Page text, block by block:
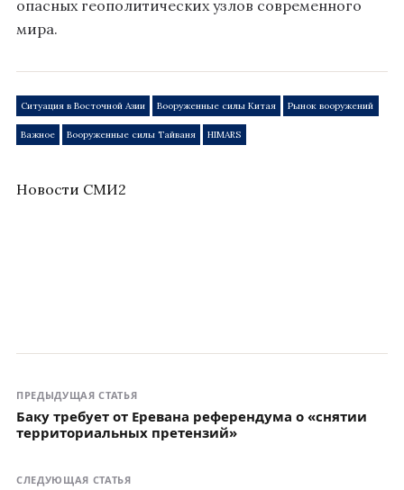
опасных геополитических узлов современного
мира.
Ситуация в Восточной Азии Вооруженные силы Китая Рынок вооружений
Важное Вооруженные силы Тайваня HIMARS
Новости СМИ2
ПРЕДЫДУЩАЯ СТАТЬЯ
Баку требует от Еревана референдума о «снятии
территориальных претензий»
СЛЕДУЮЩАЯ СТАТЬЯ